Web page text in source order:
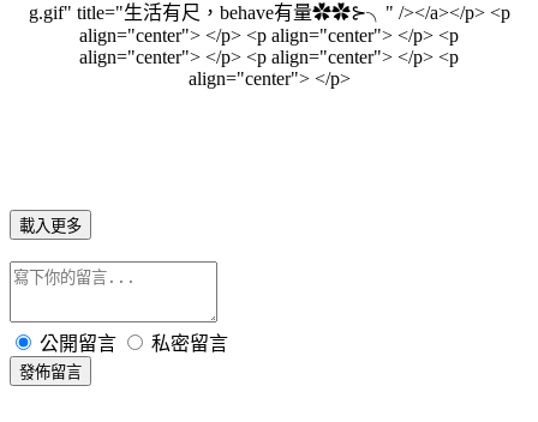
g.gif" title="生活有尺，behave有量✿✿⊱╮" /></a></p> <p
align="center"> </p> <p align="center"> </p> <p
align="center"> </p> <p align="center"> </p> <p
align="center"> </p>
載入更多
公開留言 私密留言
發佈留言